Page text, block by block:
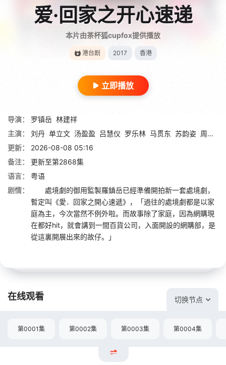
爱·回家之开心速递
本片由茶杯狐cupfox提供播放
港台剧 2017 香港
立即播放
导演： 罗镇岳 林建祥
主演：
刘丹 单立文 汤盈盈 吕慧仪 罗乐林 马贯东 苏韵姿 周嘉洛
更新：
2026-08-08 05:16
备注：
更新至第2868集
语言：
粤语
剧情：
處境劇的御用監製羅鎮岳已經準備開拍新一套處境劇，
暫定叫《愛．回家之開心速遞》，「過往的處境劇都是以家
庭為主，今次當然不例外啦。而故事除了家庭，因為網購現
在都好hit，就會講到一間百貨公司，入面開設的網購部，是
從這裏開展出來的故仔。」
在线观看 切换节点
第0001集 第0002集 第0003集 第0004集